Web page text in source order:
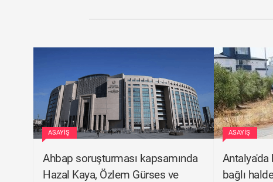
ASAYIŞ
Ahbap soruşturması kapsamında
Hazal Kaya, Özlem Gürses ve
ASAYIŞ
bağlı